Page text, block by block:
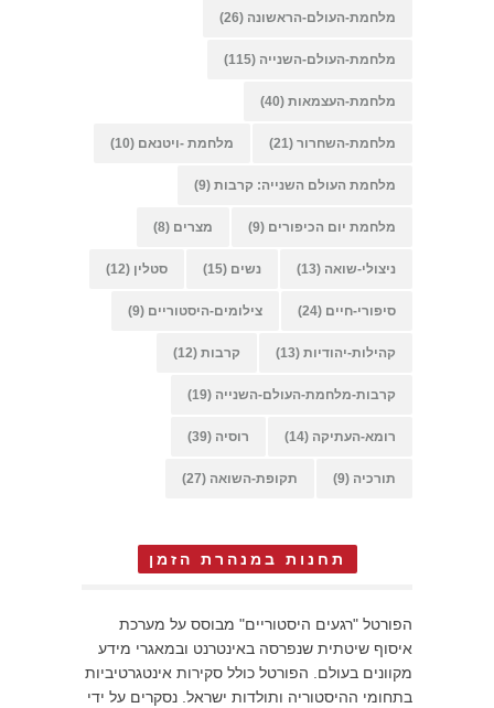
מלחמת-העולם-הראשונה (26)
מלחמת-העולם-השנייה (115)
מלחמת-העצמאות (40)
מלחמת-השחרור (21) מלחמת -ויטנאם (10)
מלחמת העולם השנייה: קרבות (9)
מלחמת יום הכיפורים (9) מצרים (8)
ניצולי-שואה (13) נשים (15) סטלין (12)
סיפורי-חיים (24) צילומים-היסטוריים (9)
קהילות-יהודיות (13) קרבות (12)
קרבות-מלחמת-העולם-השנייה (19)
רומא-העתיקה (14) רוסיה (39)
תורכיה (9) תקופת-השואה (27)
תחנות במנהרת הזמן
הפורטל "רגעים היסטוריים" מבוסס על מערכת
איסוף שיטתית שנפרסה באינטרנט ובמאגרי מידע
מקוונים בעולם. הפורטל כולל סקירות אינטגרטיביות
בתחומי ההיסטוריה ותולדות ישראל. נסקרים על ידי